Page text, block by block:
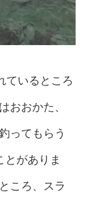
ているところ
おおかた、
ってもらう
とがありま
ころ、スラ